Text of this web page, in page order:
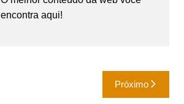
encontra aqui!
Próximo